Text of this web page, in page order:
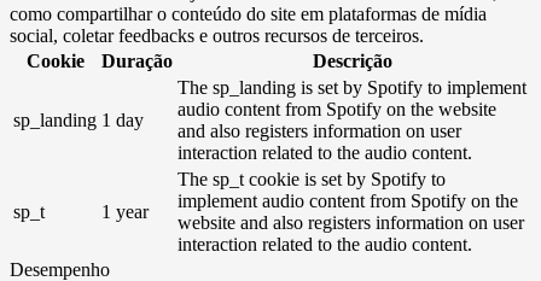
como compartilhar o conteúdo do site em plataformas de mídia
social, coletar feedbacks e outros recursos de terceiros.
Cookie
Duração Descrição
sp_landing 1 day
The sp_landing is set by Spotify to implement
audio content from Spotify on the website
and also registers information on user
interaction related to the audio content.
sp_t 1 year
The sp_t cookie is set by Spotify to
implement audio content from Spotify on the
website and also registers information on user
interaction related to the audio content.
Desempenho